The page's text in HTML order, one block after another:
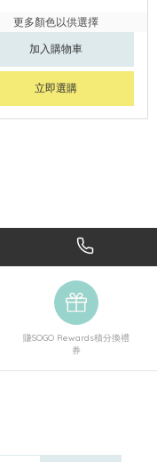
更多顏色以供選擇
加入購物車
立即選購
賺SOGO Rewards積分換禮
券